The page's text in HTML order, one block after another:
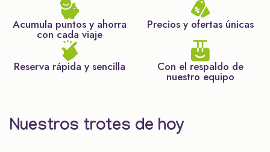
Acumula puntos y ahorra
con cada viaje
Precios y ofertas únicas
Reserva rápida y sencilla Con el respaldo de
nuestro equipo
Nuestros trotes de hoy